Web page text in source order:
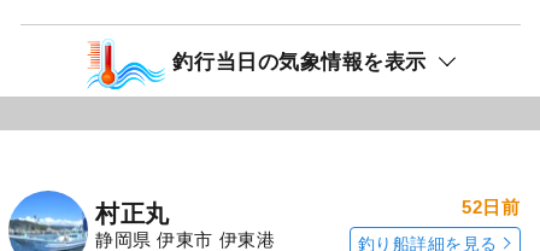
釣行当日の気象情報を表示
村正丸
静岡県 伊東市 伊東港
52日前
釣り船詳細を見る